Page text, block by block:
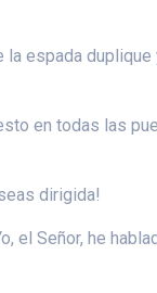
espada
en todas las
dirigida!
el Señor, he